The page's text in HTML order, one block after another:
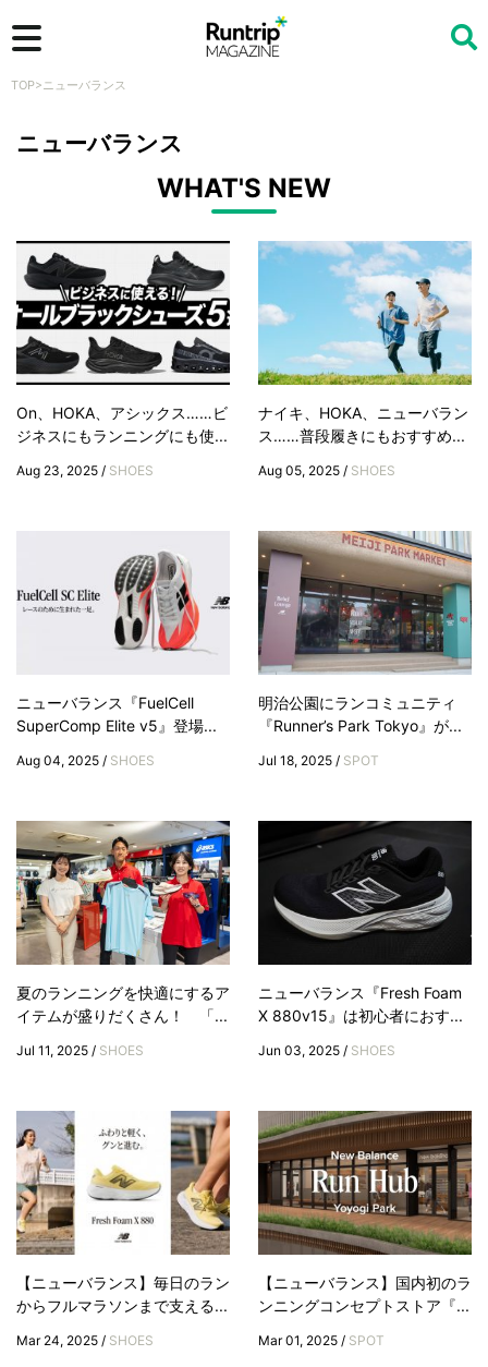
TOP>ニューバランス
ニューバランス
WHAT'S NEW
On、HOKA、アシックス……ビ
ジネスにもランニングにも使...
Aug 23, 2025 / SHOES
ナイキ、HOKA、ニューバラン
ス……普段履きにもおすすめ...
Aug 05, 2025 / SHOES
ニューバランス『FuelCell
SuperComp Elite v5』登場...
Aug 04, 2025 / SHOES
明治公園にランコミュニティ
『Runner’s Park Tokyo』が...
Jul 18, 2025 / SPOT
夏のランニングを快適にするア
イテムが盛りだくさん！ 「...
Jul 11, 2025 / SHOES
ニューバランス『Fresh Foam
X 880v15』は初心者におす...
Jun 03, 2025 / SHOES
【ニューバランス】毎日のラン
からフルマラソンまで支える...
Mar 24, 2025 / SHOES
【ニューバランス】国内初のラ
ンニングコンセプトストア『...
Mar 01, 2025 / SPOT